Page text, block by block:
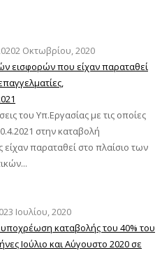
2 Οκτωβρίου, 2020
εισφορών που είχαν παραταθεί
του Υπ.Εργασίας με τις οποίες
στην καταβολή
παραταθεί στο πλαίσιο των
23 Ιουλίου, 2020
καταβολής του 40% του
Ιούλιο και Αύγουστο 2020 σε